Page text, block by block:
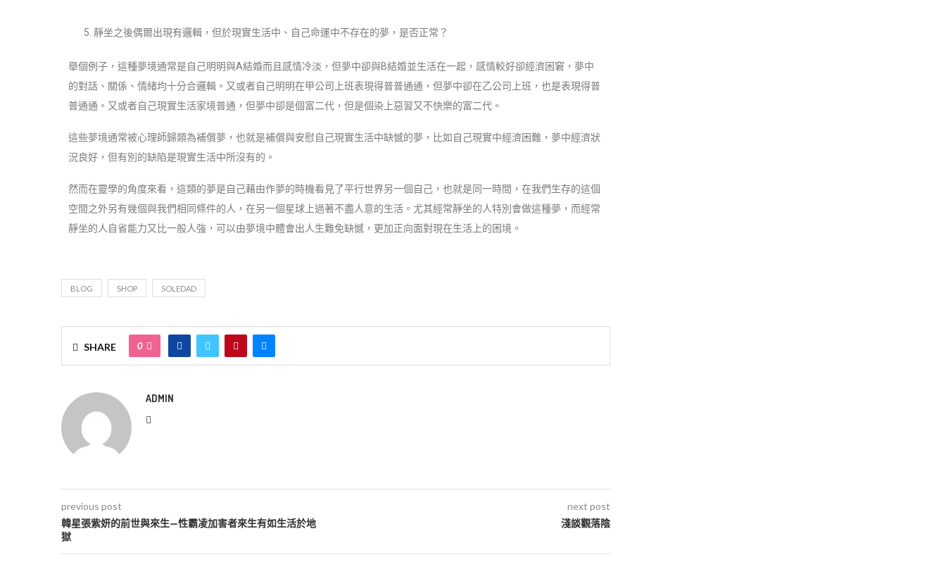
靜坐之後偶爾出現有邏輯，但於現實生活中、自己命運中不存在的夢，是否正常？
舉個例子，這種夢境通常是自己明明與A結婚而且感情冷淡，但夢中卻與B結婚並生活在一起，感情較好卻經濟困窘，夢中
的對話、關係、情緒均十分合邏輯。又或者自己明明在甲公司上班表現得普普通通，但夢中卻在乙公司上班，也是表現得普
普通通。又或者自己現實生活家境普通，但夢中卻是個富二代，但是個染上惡習又不快樂的富二代。
這些夢境通常被心理師歸類為補償夢，也就是補償與安慰自己現實生活中缺憾的夢，比如自己現實中經濟困難，夢中經濟狀
況良好，但有別的缺陷是現實生活中所沒有的。
然而在靈學的角度來看，這類的夢是自己藉由作夢的時機看見了平行世界另一個自己，也就是同一時間，在我們生存的這個
空間之外另有幾個與我們相同條件的人，在另一個星球上過著不盡人意的生活。尤其經常靜坐的人特別會做這種夢，而經常
靜坐的人自省能力又比一般人強，可以由夢境中體會出人生難免缺憾，更加正向面對現在生活上的困境。
BLOG SHOP SOLEDAD
SHARE 0
ADMIN
previous post
韓星張紫妍的前世與來生—性霸凌加害者來生有如生活於地
獄
next post
淺談觀落陰